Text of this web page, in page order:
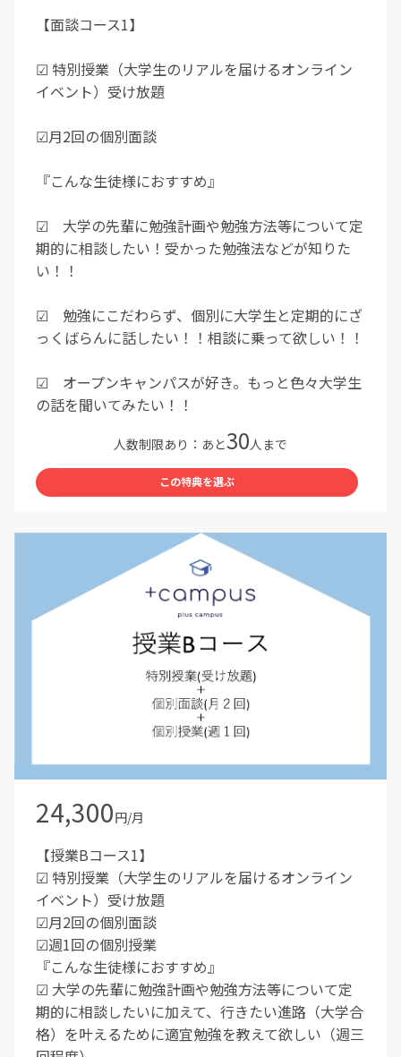
【面談コース1】
☑︎ 特別授業（大学生のリアルを届けるオンライン
イベント）受け放題
☑︎月2回の個別面談
『こんな生徒様におすすめ』
☑︎ 大学の先輩に勉強計画や勉強方法等について定
期的に相談したい！受かった勉強法などが知りた
い！！
☑︎ 勉強にこだわらず、個別に大学生と定期的にざ
っくばらんに話したい！！相談に乗って欲しい！！
☑︎ オープンキャンパスが好き。もっと色々大学生
の話を聞いてみたい！！
人数制限あり：あと30人まで
この特典を選ぶ
24,300円/月
【授業Bコース1】
☑︎ 特別授業（大学生のリアルを届けるオンライン
イベント）受け放題
☑︎月2回の個別面談
☑︎週1回の個別授業
『こんな生徒様におすすめ』
☑︎ 大学の先輩に勉強計画や勉強方法等について定
期的に相談したいに加えて、行きたい進路（大学合
格）を叶えるために適宜勉強を教えて欲しい（週三